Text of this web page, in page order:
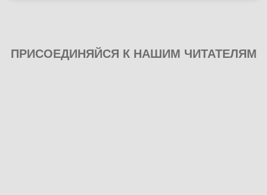
ПРИСОЕДИНЯЙСЯ К НАШИМ ЧИТАТЕЛЯМ